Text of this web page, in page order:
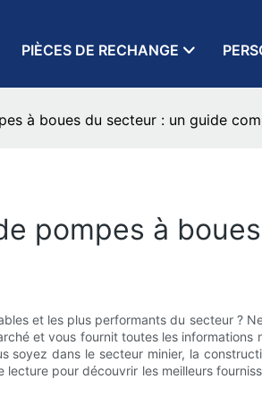
PIÈCES DE RECHANGE
à boues du secteur : un guide
pompes à
et les plus performants du secteur ?
et vous fournit toutes les informations
soyez dans le secteur minier, la
pour découvrir les meilleurs